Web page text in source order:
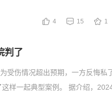
4 15 1
判了
受伤情况超出预期，一方反悔私
样一起典型案例。 据介绍，